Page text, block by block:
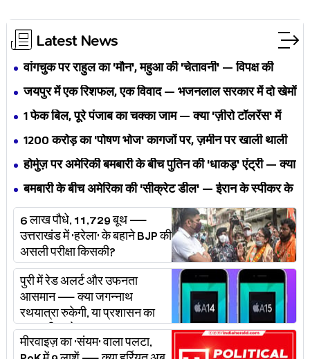
Latest News
वांगचुक पर राहुल का 'मौन', महुआ की 'चेतावनी' — विपक्ष की
एकता BJP का नैरेटिव बदलने से पहले बिखर रही है?
जयपुर में एक रिशफल, एक विवाद — भजनलाल सरकार में दो खेमों
की जंग अब छुपेगी कैसे?
1 फेक बिल, पूरे पंजाब का चक्का जाम — क्या 'ज़ीरो टॉलरेंस' में
अपनी ही यूनियनों से घिर गए भगवंत मान?
₹1200 करोड़ का 'पोषण भोज' कागजों पर, ज़मीन पर खाली थाली
— MP के बच्चों का निवाला कौन निगल रहा है?
होर्मुज़ पर अमेरिकी बमबारी के बीच पुतिन की 'धाकड़' एंट्री — क्या
ट्रंप-ईरान की जंग अब महायुद्ध बनेगी?
बमबारी के बीच अमेरिका की 'सीक्रेट डील' — ईरान के स्पीकर के
खुलासे ने असली खेल बेनक़ाब किया?
6 लाख पौधे, 11,729 बूथ —
उत्तराखंड में 'हरेला' के बहाने BJP की
असली परीक्षा किसकी?
पुरी में रेड अलर्ट और उफनता
आसमान — क्या जगन्नाथ
रथयात्रा रुकेगी, या प्रशासन का
'प्लान बी' चलेगा?
मीरवाइज़ का 'संयम' वाला पलटा,